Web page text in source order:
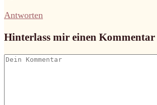
Antworten
Hinterlass mir einen Kommentar